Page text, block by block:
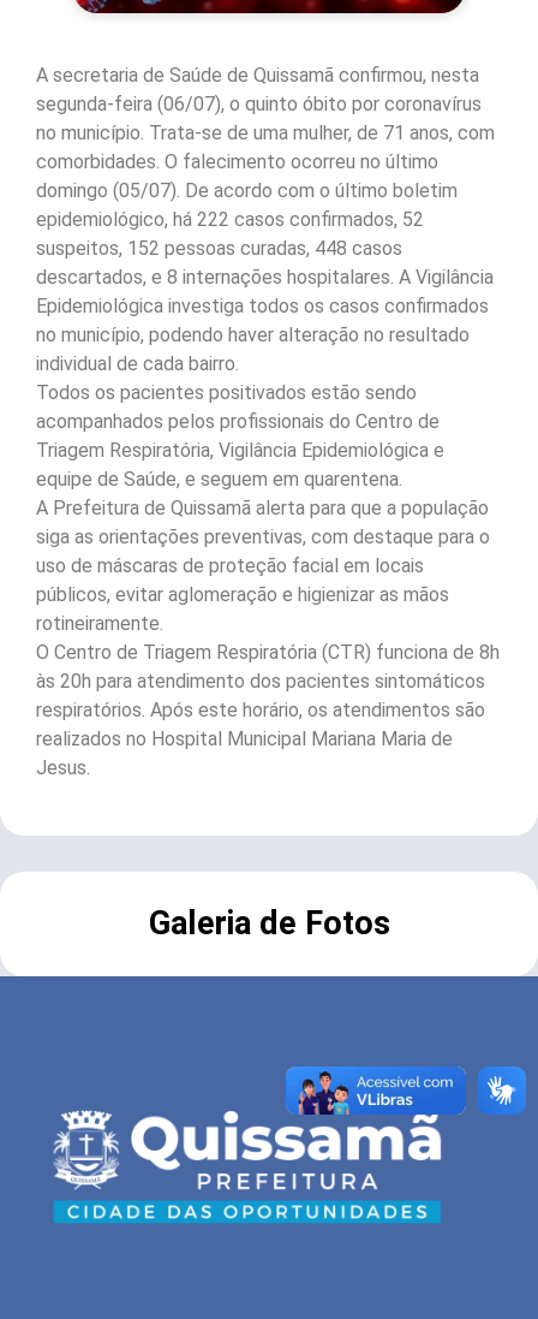
A secretaria de Saúde de Quissamã confirmou, nesta
segunda-feira (06/07), o quinto óbito por coronavírus
no município. Trata-se de uma mulher, de 71 anos, com
comorbidades. O falecimento ocorreu no último
domingo (05/07). De acordo com o último boletim
epidemiológico, há 222 casos confirmados, 52
suspeitos, 152 pessoas curadas, 448 casos
descartados, e 8 internações hospitalares. A Vigilância
Epidemiológica investiga todos os casos confirmados
no município, podendo haver alteração no resultado
individual de cada bairro.
Todos os pacientes positivados estão sendo
acompanhados pelos profissionais do Centro de
Triagem Respiratória, Vigilância Epidemiológica e
equipe de Saúde, e seguem em quarentena.
A Prefeitura de Quissamã alerta para que a população
siga as orientações preventivas, com destaque para o
uso de máscaras de proteção facial em locais
públicos, evitar aglomeração e higienizar as mãos
rotineiramente.
O Centro de Triagem Respiratória (CTR) funciona de 8h
às 20h para atendimento dos pacientes sintomáticos
respiratórios. Após este horário, os atendimentos são
realizados no Hospital Municipal Mariana Maria de
Jesus.
Galeria de Fotos